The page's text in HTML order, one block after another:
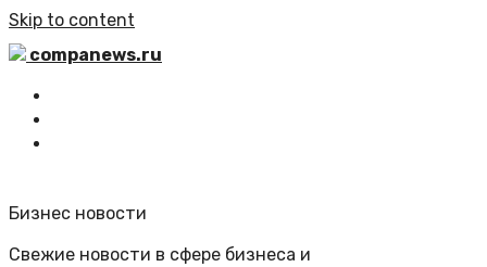
Skip to content
companews.ru
Бизнес новости
Свежие новости в сфере бизнеса и